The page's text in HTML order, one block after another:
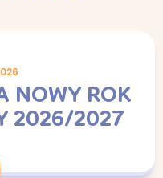
NOWY ROK
2026/2027